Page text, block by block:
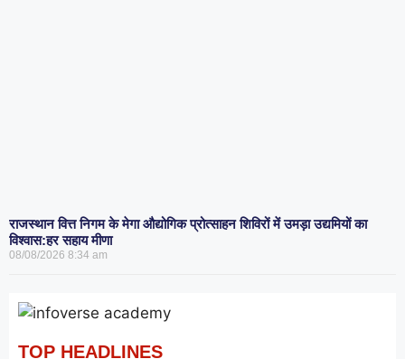
राजस्थान वित्त निगम के मेगा औद्योगिक प्रोत्साहन शिविरों में उमड़ा उद्यमियों का
विश्वास:हर सहाय मीणा
08/08/2026 8:34 am
TOP HEADLINES